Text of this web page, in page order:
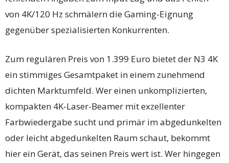
von 4K/120 Hz schmälern die Gaming-Eignung
gegenüber spezialisierten Konkurrenten.
Zum regulären Preis von 1.399 Euro bietet der N3 4K
ein stimmiges Gesamtpaket in einem zunehmend
dichten Marktumfeld. Wer einen unkomplizierten,
kompakten 4K-Laser-Beamer mit exzellenter
Farbwiedergabe sucht und primär im abgedunkelten
oder leicht abgedunkelten Raum schaut, bekommt
hier ein Gerät, das seinen Preis wert ist. Wer hingegen